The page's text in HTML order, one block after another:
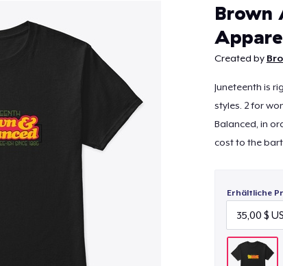
Brown
Created by
Juneteenth is
styles. 2 for
Balanced, in
cost to the
Erhältliche